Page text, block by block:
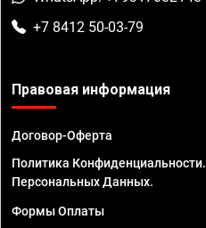
+7 8412 50-03-79
Правовая информация
Договор-Оферта
Политика
Персональных Данных.
Формы Оплаты